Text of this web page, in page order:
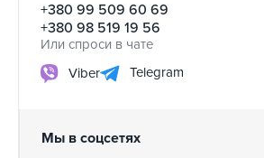
+380 99 509 60 69
+380 98 519 19 56
Или спроси в чате
Viber
Telegram
Мы в соцсетях